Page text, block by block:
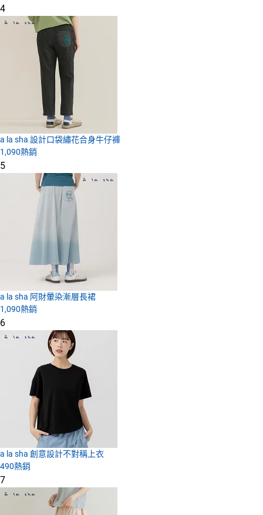
4
a la sha 設計口袋繡花合身牛仔褲
1,090熱銷
5
a la sha 阿財暈染漸層長裙
1,090熱銷
6
a la sha 創意設計不對稱上衣
490熱銷
7